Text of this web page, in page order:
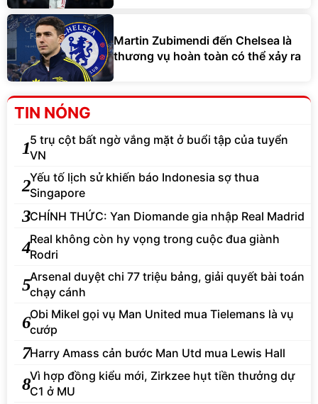
Martin Zubimendi đến Chelsea là
thương vụ hoàn toàn có thể xảy ra
TIN NÓNG
15 trụ cột bất ngờ vắng mặt ở buổi tập của tuyển
VN
2Yếu tố lịch sử khiến báo Indonesia sợ thua
Singapore
3CHÍNH THỨC: Yan Diomande gia nhập Real Madrid
4Real không còn hy vọng trong cuộc đua giành
Rodri
5Arsenal duyệt chi 77 triệu bảng, giải quyết bài toán
chạy cánh
6Obi Mikel gọi vụ Man United mua Tielemans là vụ
cướp
7Harry Amass cản bước Man Utd mua Lewis Hall
8Vì hợp đồng kiểu mới, Zirkzee hụt tiền thưởng dự
C1 ở MU